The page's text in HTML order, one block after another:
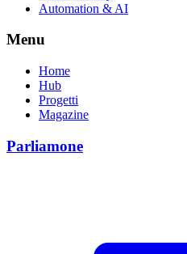
Automation & AI
Menu
Home
Hub
Progetti
Magazine
Parliamone